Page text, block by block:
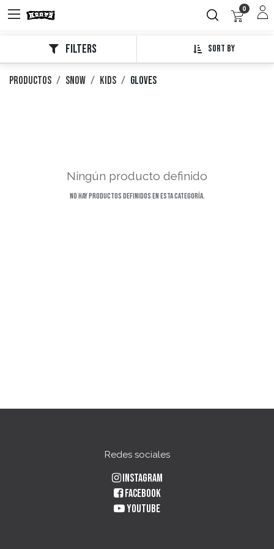
0
Sort By
Filters
Productos Snow Kids Gloves
Ningún producto definido
No hay productos definidos en esta categoría.
Redes sociales
Instagram
Facebook
YouTube